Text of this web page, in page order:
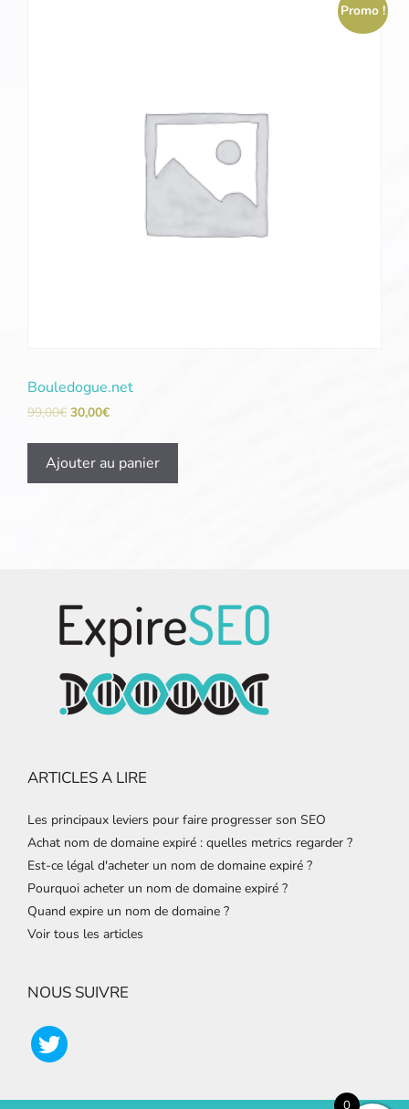
Promo !
Bouledogue.net
99,00€ 30,00€
Ajouter au panier
ARTICLES A LIRE
Les principaux leviers pour faire progresser son SEO
Achat nom de domaine expiré : quelles metrics regarder ?
Est-ce légal d'acheter un nom de domaine expiré ?
Pourquoi acheter un nom de domaine expiré ?
Quand expire un nom de domaine ?
Voir tous les articles
NOUS SUIVRE
0